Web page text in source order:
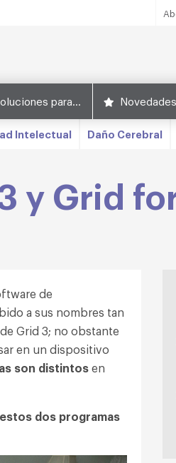
para… Novedades
Intelectual Daño Cerebral
y Grid
de
a sus nombres tan
Grid 3; no obstante
en un dispositivo
son distintosen
dos programas